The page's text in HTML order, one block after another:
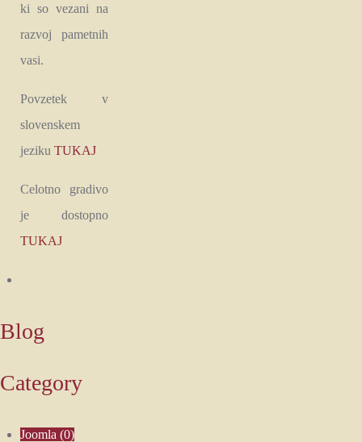
ki so vezani na
razvoj pametnih
vasi.
Povzetek v
slovenskem
jeziku TUKAJ
Celotno gradivo
je dostopno
TUKAJ
Blog
Category
Joomla (0)